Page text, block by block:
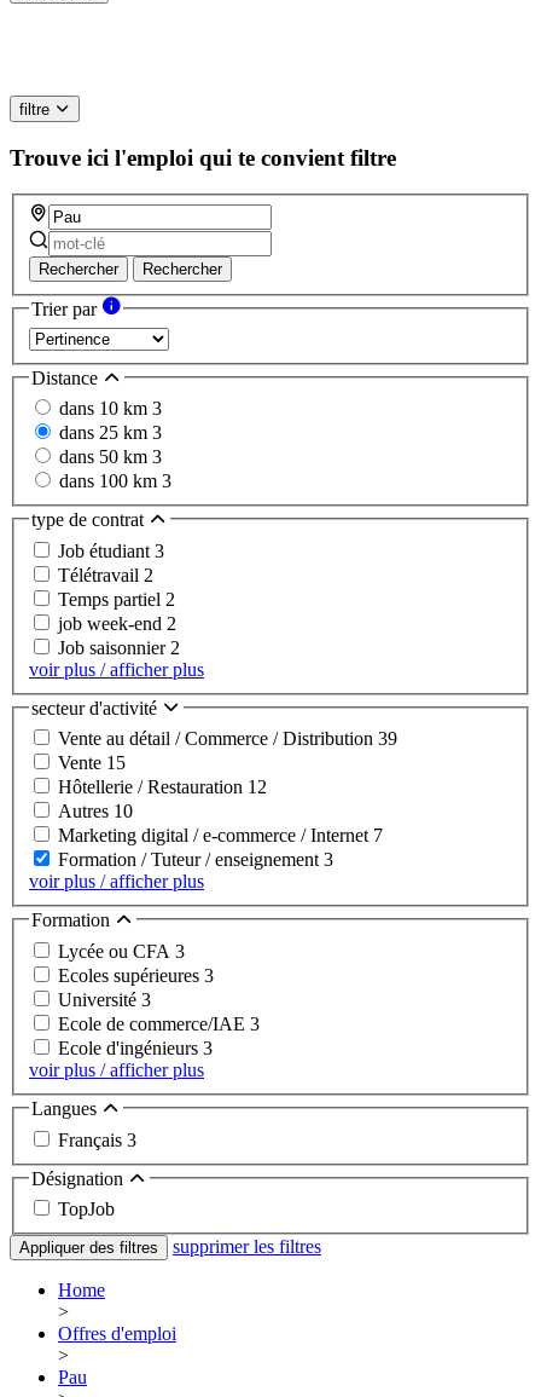
filtre
Trouve ici l'emploi qui te convient filtre
Rechercher Rechercher
Trier par
Distance
dans 10 km 3
dans 25 km 3
dans 50 km 3
dans 100 km 3
type de contrat
Job étudiant 3
Télétravail 2
Temps partiel 2
job week-end 2
Job saisonnier 2
voir plus / afficher plus
secteur d'activité
Vente au détail / Commerce / Distribution 39
Vente 15
Hôtellerie / Restauration 12
Autres 10
Marketing digital / e-commerce / Internet 7
Formation / Tuteur / enseignement3
voir plus / afficher plus
Formation
Lycée ou CFA 3
Ecoles supérieures 3
Université 3
Ecole de commerce/IAE 3
Ecole d'ingénieurs 3
voir plus / afficher plus
Langues
Français 3
Désignation
TopJob
Appliquer des filtres supprimer les filtres
Home
>
Offres d'emploi
>
Pau